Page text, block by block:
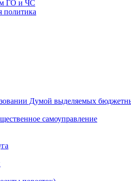
ГО и ЧС
политика
Думой выделяемых
самоуправление